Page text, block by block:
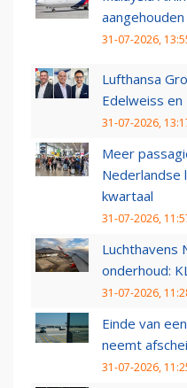
31-07-2026,
Lufthansa
Edelweiss en
31-07-2026,
Meer
Nederlandse
kwartaal
31-07-2026,
Luchthavens
onderhoud:
31-07-2026,
Einde van
neemt
31-07-2026,